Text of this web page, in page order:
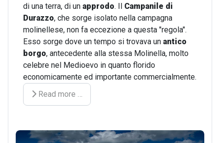
di una terra, di un approdo. Il Campanile di
Durazzo, che sorge isolato nella campagna
molinellese, non fa eccezione a questa "regola".
Esso sorge dove un tempo si trovava un antico
borgo, antecedente alla stessa Molinella, molto
celebre nel Medioevo in quanto florido
economicamente ed importante commercialmente.
Read more …